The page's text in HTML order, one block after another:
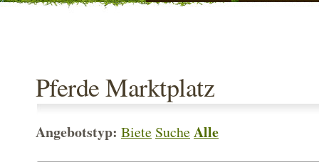
Pferde Marktplatz
Angebotstyp: BieteSucheAlle